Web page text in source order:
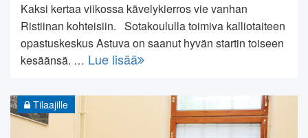
Kaksi kertaa viikossa kävelykierros vie vanhan
Ristiinan kohteisiin. Sotakoululla toimiva kalliotaiteen
opastuskeskus Astuva on saanut hyvän startin toiseen
kesäänsä. … Lue lisää
Tilaajille